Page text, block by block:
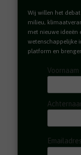
Wij willen het
milieu,
met nieuwe ideeën
wetenschappelijke
platform en
Voornaam
Emailadres